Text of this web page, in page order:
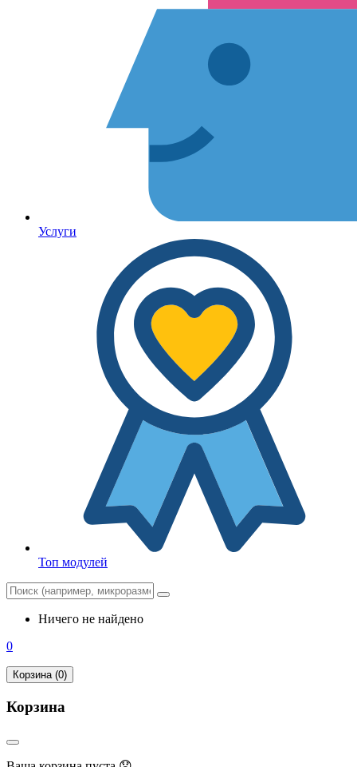
Услуги
Топ модулей
Ничего не найдено
0
Корзина (0)
Корзина